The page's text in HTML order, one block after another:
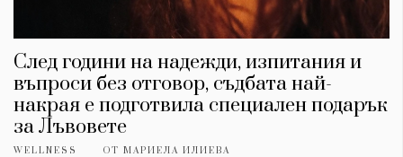
След години на надежди, изпитания и
въпроси без отговор, съдбата най-
накрая е подготвила специален подарък
за Лъвовете
WELLNESS ОТ МАРИЕЛА ИЛИЕВА